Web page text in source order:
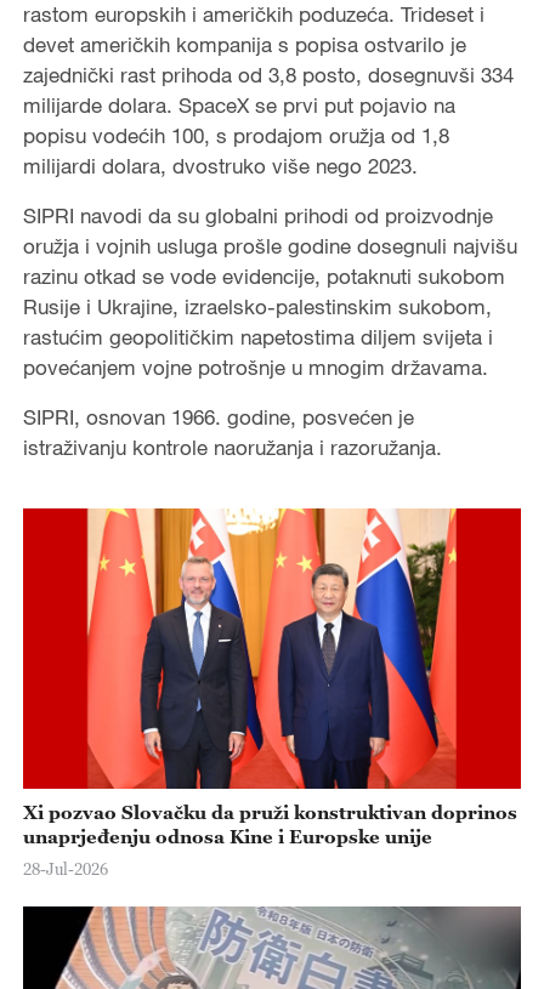
rastom europskih i američkih poduzeća. Trideset i
devet američkih kompanija s popisa ostvarilo je
zajednički rast prihoda od 3,8 posto, dosegnuvši 334
milijarde dolara. SpaceX se prvi put pojavio na
popisu vodećih 100, s prodajom oružja od 1,8
milijardi dolara, dvostruko više nego 2023.
SIPRI navodi da su globalni prihodi od proizvodnje
oružja i vojnih usluga prošle godine dosegnuli najvišu
razinu otkad se vode evidencije, potaknuti sukobom
Rusije i Ukrajine, izraelsko-palestinskim sukobom,
rastućim geopolitičkim napetostima diljem svijeta i
povećanjem vojne potrošnje u mnogim državama.
SIPRI, osnovan 1966. godine, posvećen je
istraživanju kontrole naoružanja i razoružanja.
Xi pozvao Slovačku da pruži konstruktivan doprinos
unaprjeđenju odnosa Kine i Europske unije
28-Jul-2026